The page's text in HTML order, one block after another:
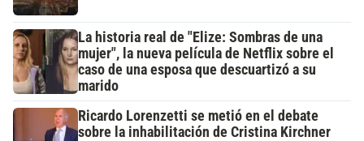
La historia real de "Elize: Sombras de una
mujer", la nueva película de Netflix sobre el
caso de una esposa que descuartizó a su
marido
Ricardo Lorenzetti se metió en el debate
sobre la inhabilitación de Cristina Kirchner